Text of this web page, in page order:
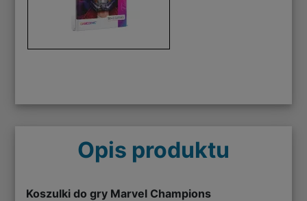
Opis produktu
Koszulki do gry Marvel Champions